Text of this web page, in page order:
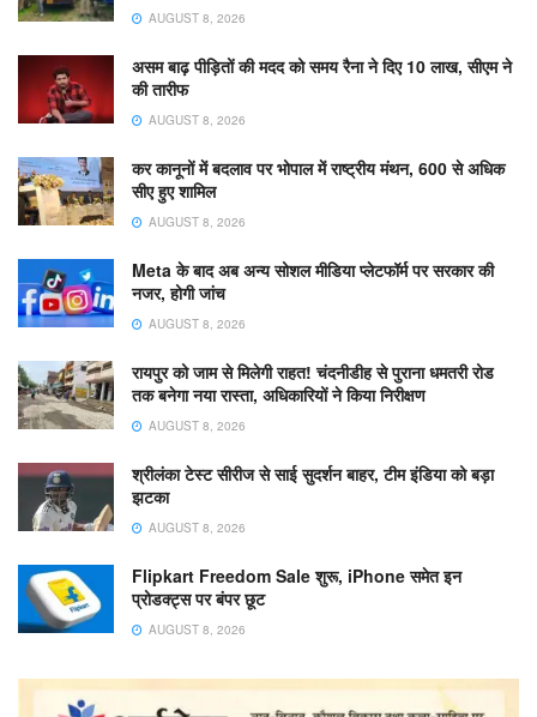
AUGUST 8, 2026
असम बाढ़ पीड़ितों की मदद को समय रैना ने दिए 10 लाख, सीएम ने
की तारीफ
AUGUST 8, 2026
कर कानूनों में बदलाव पर भोपाल में राष्ट्रीय मंथन, 600 से अधिक
सीए हुए शामिल
AUGUST 8, 2026
Meta के बाद अब अन्य सोशल मीडिया प्लेटफॉर्म पर सरकार की
नजर, होगी जांच
AUGUST 8, 2026
रायपुर को जाम से मिलेगी राहत! चंदनीडीह से पुराना धमतरी रोड
तक बनेगा नया रास्ता, अधिकारियों ने किया निरीक्षण
AUGUST 8, 2026
श्रीलंका टेस्ट सीरीज से साई सुदर्शन बाहर, टीम इंडिया को बड़ा
झटका
AUGUST 8, 2026
Flipkart Freedom Sale शुरू, iPhone समेत इन
प्रोडक्ट्स पर बंपर छूट
AUGUST 8, 2026